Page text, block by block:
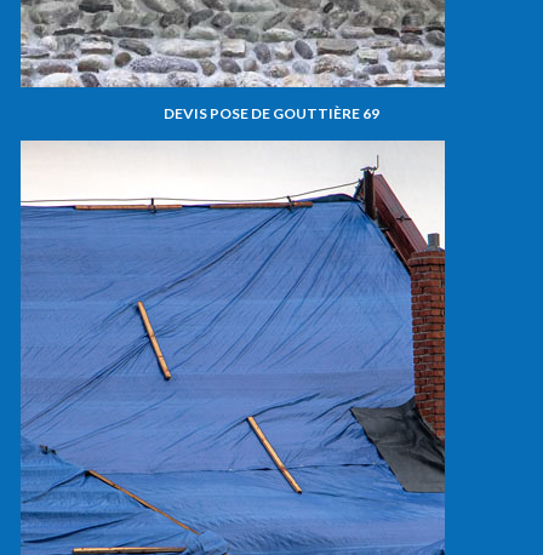
DEVIS POSE DE GOUTTIÈRE 69